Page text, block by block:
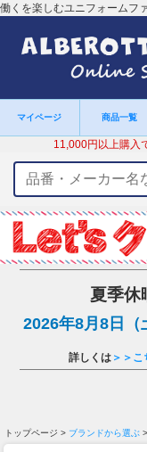
働くを楽しむユニフォームフ
マイページ 商品一覧
11,000円以上購入
ー
ワ
ー
ド
夏季休
2026年8月8日（
詳しくは ＞＞こ
トップページ > ブランドから選ぶ >